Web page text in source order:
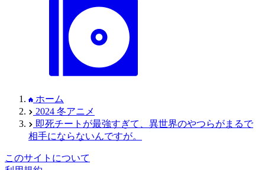
ホーム
2024 冬アニメ
即死チートが最強すぎて、異世界のやつらがまるで
相手にならないんですが。
このサイトについて